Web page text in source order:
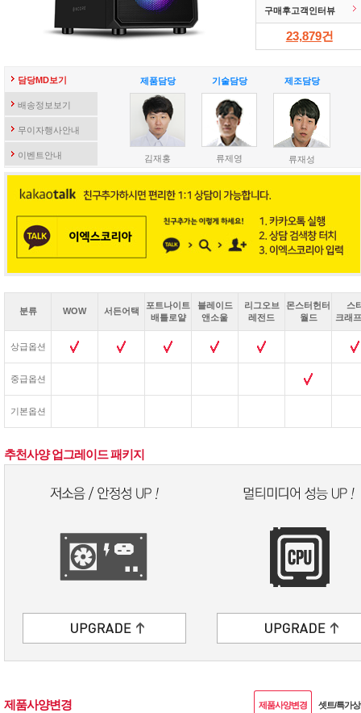
구매후고객인터뷰
23,879건
담당MD보기
배송정보보기
무이자행사안내
이벤트안내
제품담당
김재홍
기술담당
류제영
제조담당
류재성
분류 WOW 서든어택
포트나이트
배틀로얄
블레이드
앤소울
리그오브
레전드
몬스터헌터
월드
스
크래
상급옵션
중급옵션
기본옵션
추천사양 업그레이드 패키지
제품사양변경 제품사양변경 셋트/특가